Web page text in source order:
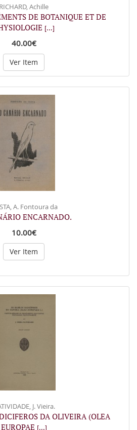
RICHARD, Achille
DE BOTANIQUE ET DE
[...]
40.00€
Ver Item
A. Fontoura da
ENCARNADO.
10.00€
Ver Item
J. Vieira.
DA OLIVEIRA (OLEA
EUROPAE [...]